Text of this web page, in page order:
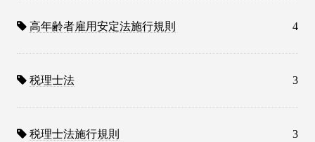
高年齢者雇用安定法施行規則 4
税理士法 3
税理士法施行規則 3